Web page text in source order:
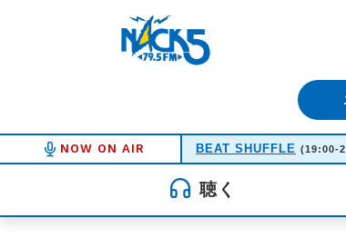
NOW ON AIR BEAT SHUFFLE (19:00-
聴く